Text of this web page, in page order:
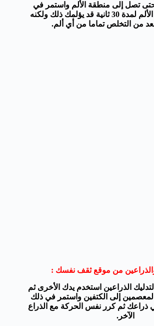
تصل إلى منطقة الألم واستمر في
التحريك حول منطقة الألم لمدة 30 ثانية قد يؤلمك ذلك ولكنه
من التخلص تماما من أي ألم.
من موقع ثقف نفسك :
لتدليك الذراعين استخدم يدك الأخرى ثم
إلى الكتفين واستمر في ذلك
ثم كرر نفس الحركة مع الذراع
الآخر.